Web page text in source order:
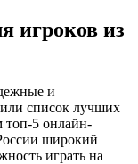
игроков из
и
список лучших
топ-5 онлайн-
широкий
играть на